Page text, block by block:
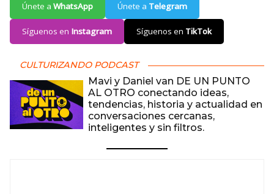
Únete a WhatsApp Únete a Telegram
Síguenos en Instagram Síguenos en TikTok
CULTURIZANDO PODCAST
Mavi y Daniel van DE UN PUNTO
AL OTRO conectando ideas,
tendencias, historia y actualidad en
conversaciones cercanas,
inteligentes y sin filtros.